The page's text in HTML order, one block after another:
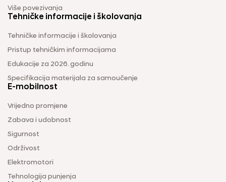
Više povezivanja
Tehničke informacije i školovanja
Tehničke informacije i školovanja
Pristup tehničkim informacijama
Edukacije za 2026. godinu
Specifikacija materijala za samoučenje
E-mobilnost
Vrijedno promjene
Zabava i udobnost
Sigurnost
Održivost
Elektromotori
Tehnologija punjenja